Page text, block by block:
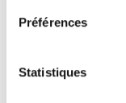
Préférences
Statistiques